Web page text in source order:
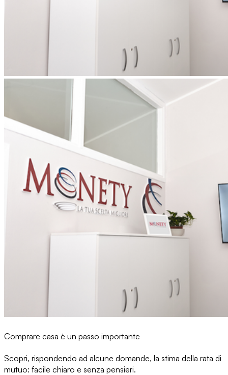
Comprare casa è un passo importante
Scopri, rispondendo ad alcune domande, la stima della rata di
mutuo: facile chiaro e senza pensieri.